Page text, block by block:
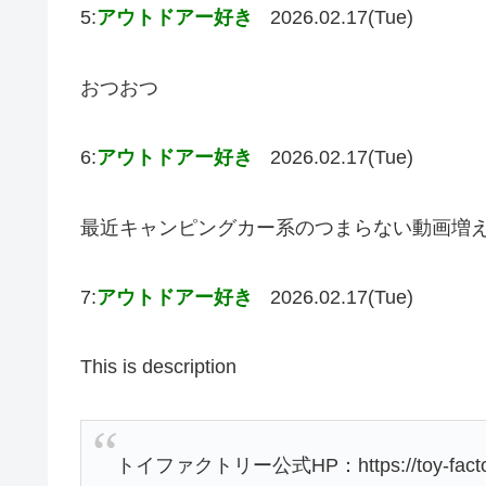
5:アウトドアー好き 2026.02.17(Tue)
おつおつ
6:アウトドアー好き 2026.02.17(Tue)
最近キャンピングカー系のつまらない動画増
7:アウトドアー好き 2026.02.17(Tue)
This is description
トイファクトリー公式HP：https://toy-